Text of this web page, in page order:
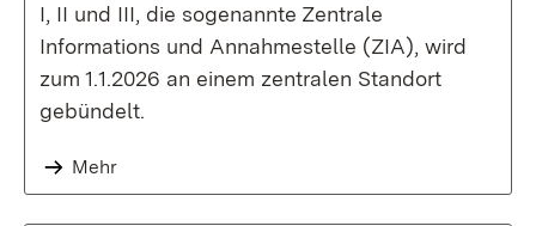
I, II und III, die sogenannte Zentrale
Informations und Annahmestelle (ZIA), wird
zum 1.1.2026 an einem zentralen Standort
gebündelt.
Mehr